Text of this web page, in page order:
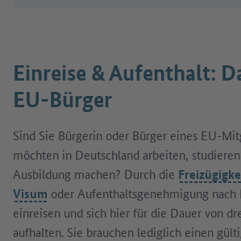
Einreise & Aufenthalt:
EU-Bürger
Sind Sie Bürgerin oder Bürger eines EU-
möchten in Deutschland arbeiten,
Ausbildung machen? Durch die
Visum oder Aufenthaltsgenehmigung nach
einreisen und sich hier für die Dauer von
aufhalten. Sie brauchen lediglich einen